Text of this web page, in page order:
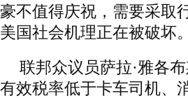
豪不值得庆祝，需要采取
美国社会机理正在被破坏。
联邦众议员萨拉·雅各
有效税率低于卡车司机、